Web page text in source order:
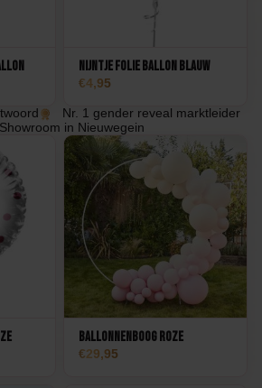
Nijntje Folie Ballon blauw
4,95
Nr. 1 gender reveal marktleider
Showroom in Nieuwegein
Ballonnenboog Roze
29,95